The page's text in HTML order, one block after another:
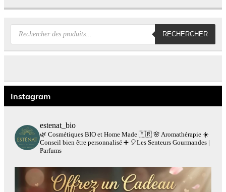
Recherche
produits
RECHERCHER
Instagram
estenat_bio
🌿 Cosmétiques BIO et Home Made 🇫🇷🌸 Aromathérapie☀️
Conseil bien être personnalisé➕🎈Les Senteurs Gourmandes |
Parfums